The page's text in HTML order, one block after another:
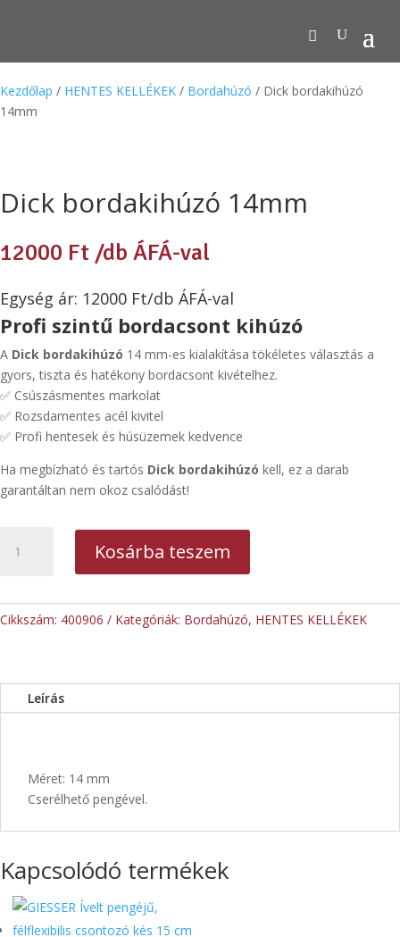
Kezdőlap / HENTES KELLÉKEK / Bordahúzó / Dick bordakihúzó
14mm
Dick bordakihúzó 14mm
12000 Ft /db ÁFÁ-val
Egység ár: 12000 Ft/db ÁFÁ-val
Profi szintű bordacsont kihúzó
A Dick bordakihúzó 14 mm-es kialakítása tökéletes választás a
gyors, tiszta és hatékony bordacsont kivételhez.
✅ Csúszásmentes markolat
✅ Rozsdamentes acél kivitel
✅ Profi hentesek és húsüzemek kedvence
Ha megbízható és tartós Dick bordakihúzó kell, ez a darab
garantáltan nem okoz csalódást!
bordakihúzó
Kosárba teszem
Cikkszám: 400906 Kategóriák: Bordahúzó, HENTES KELLÉKEK
Leírás
Méret: 14 mm
Cserélhető pengével.
Kapcsolódó termékek